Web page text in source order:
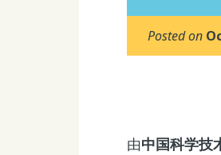
Posted on
由中国科学技